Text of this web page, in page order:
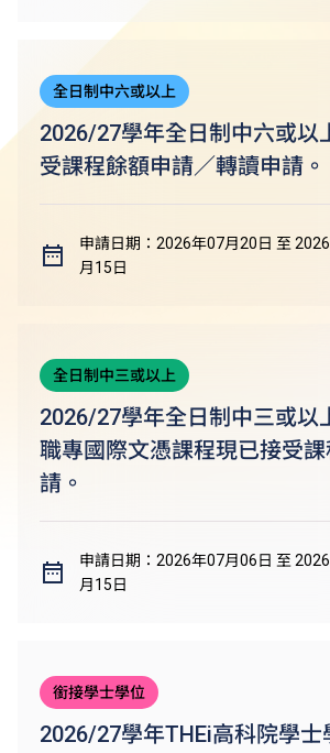
全日制中六或以上
2026/27學年全日制中六或以
受課程餘額申請／轉讀申請。
申請日期：2026年07月20日 至
月15日
全日制中三或以上
2026/27學年全日制中三或以
職專國際文憑課程現已接受
請。
申請日期：2026年07月06日 至
月15日
銜接學士學位
2026/27學年THEi高科院學士